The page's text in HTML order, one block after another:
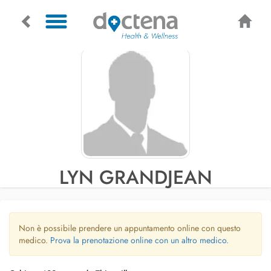
LYN GRANDJEAN
Non è possibile prendere un appuntamento online con questo
medico. Prova la prenotazione online con un altro medico.